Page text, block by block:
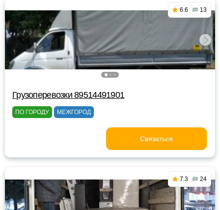
6.6 13
Грузоперевозки 89514491901
ПО ГОРОДУ МЕЖГОРОД
Связаться
7.3 24